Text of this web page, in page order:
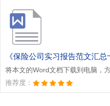
《保险公司实习报告范文汇总
将本文的Word文档下载到电脑，
推荐度：